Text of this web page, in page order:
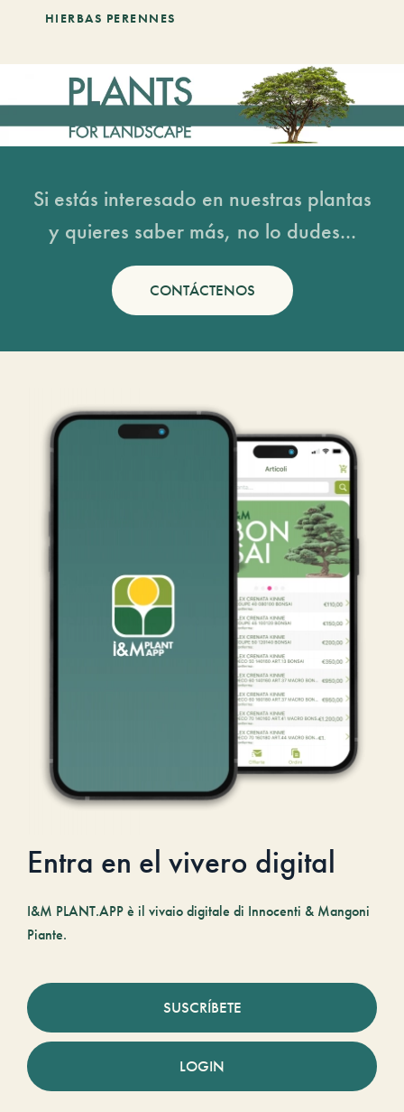
HIERBAS PERENNES
Si estás interesado en nuestras plantas
y quieres saber más, no lo dudes...
CONTÁCTENOS
Entra en el vivero digital
I&M PLANT.APP è il vivaio digitale di Innocenti & Mangoni
Piante.
SUSCRÍBETE
LOGIN